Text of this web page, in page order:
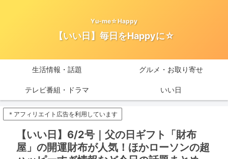
Yu-me☆Happy
【いい日】毎日をHappyに☆
生活情報・話題 グルメ・お取り寄せ
テレビ番組・ドラマ いい日
＊アフィリエイト広告を利用しています
【いい日】6/2号｜父の日ギフト「財布
屋」の開運財布が人気！ほかローソンの超